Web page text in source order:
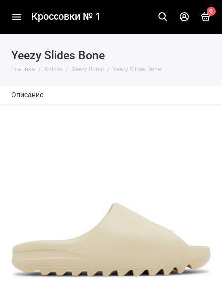
Кроссовки № 1 0
Yeezy Slides Bone
Главная Adidas Yeezy Boost Yeezy Slides Bone
Описание